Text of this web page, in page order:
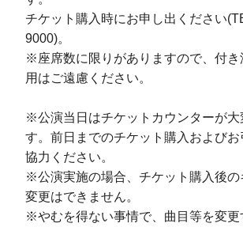
チケット購入時にお申し出ください
9000)。
※座席数に限りがありますので、付き
用はご遠慮ください。
※公演当日はチケットカウンターが大
す。前日までのチケット購入および
協力ください。
※公演実施の場合、チケット購入後の
変更はできません。
※やむを得ない事情で、曲目等を変更